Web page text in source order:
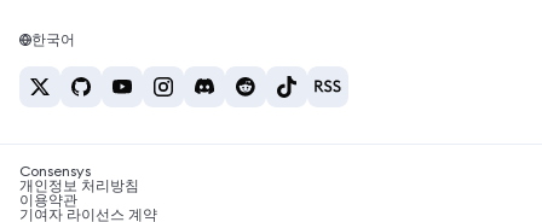
채용
테더 가격
BTC를 INR로 환전
ETH를 USDT로 환전
USDT 매수
SHIB 매수
BNB 매수
솔라나 지갑
암호화폐 세금 뉴스
암호화폐 매수 방법
한국어
Consensys
개인정보 처리방침
이용약관
기여자 라이선스 계약